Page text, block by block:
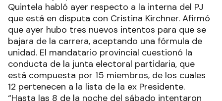
Quintela habló ayer respecto a la interna del PJ
que está en disputa con Cristina Kirchner. Afirmó
que ayer hubo tres nuevos intentos para que se
bajara de la carrera, aceptando una fórmula de
unidad. El mandatario provincial cuestionó la
conducta de la junta electoral partidaria, que
está compuesta por 15 miembros, de los cuales
12 pertenecen a la lista de la ex Presidente.
“Hasta las 8 de la noche del sábado intentaron